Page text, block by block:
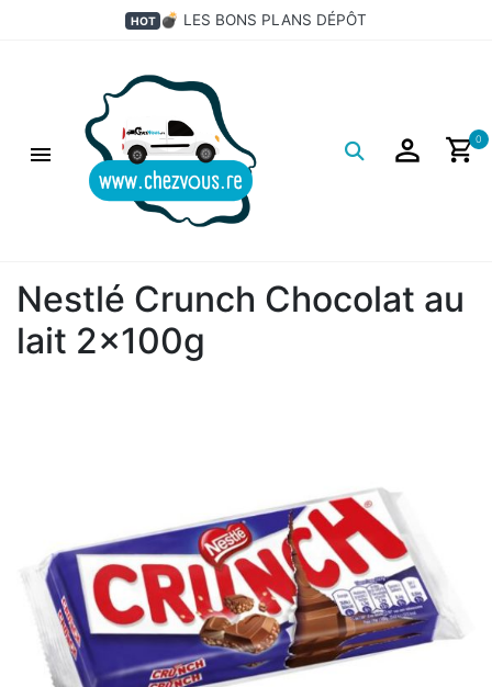
HOT 💣 LES BONS PLANS DÉPÔT
0
Nestlé Crunch Chocolat au
lait 2x100g